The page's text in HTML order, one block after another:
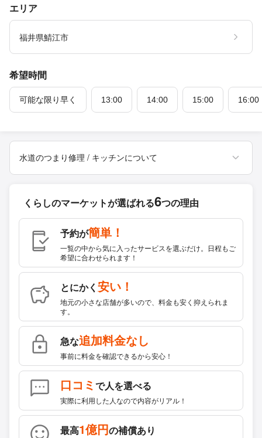
エリア
福井県鯖江市
希望時間
可能な限り早く 13:00 14:00 15:00 16:00
水道のつまり修理 / キッチンについて
くらしのマーケットが選ばれる6つの理由
予約が簡単！
一覧の中から気に入ったサービスを選ぶだけ。日程もご
希望に合わせられます！
とにかく 安い！
地元の小さな店舗が多いので、料金も安く抑えられま
す。
急な追加料金なし
事前に料金を確認できるから安心！
口コミで人を選べる
実際に利用した人なので内容がリアル！
最高1億円の補償あり